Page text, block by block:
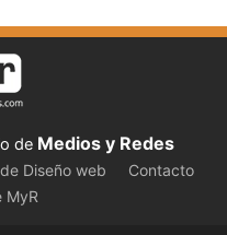
de Medios y Redes
Diseño web
Contacto
MyR